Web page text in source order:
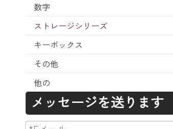
数字
ストレージシリーズ
キーボックス
その他
他の
メッセージを送ります